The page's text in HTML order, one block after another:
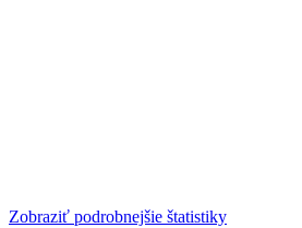
Zobraziť podrobnejšie štatistiky